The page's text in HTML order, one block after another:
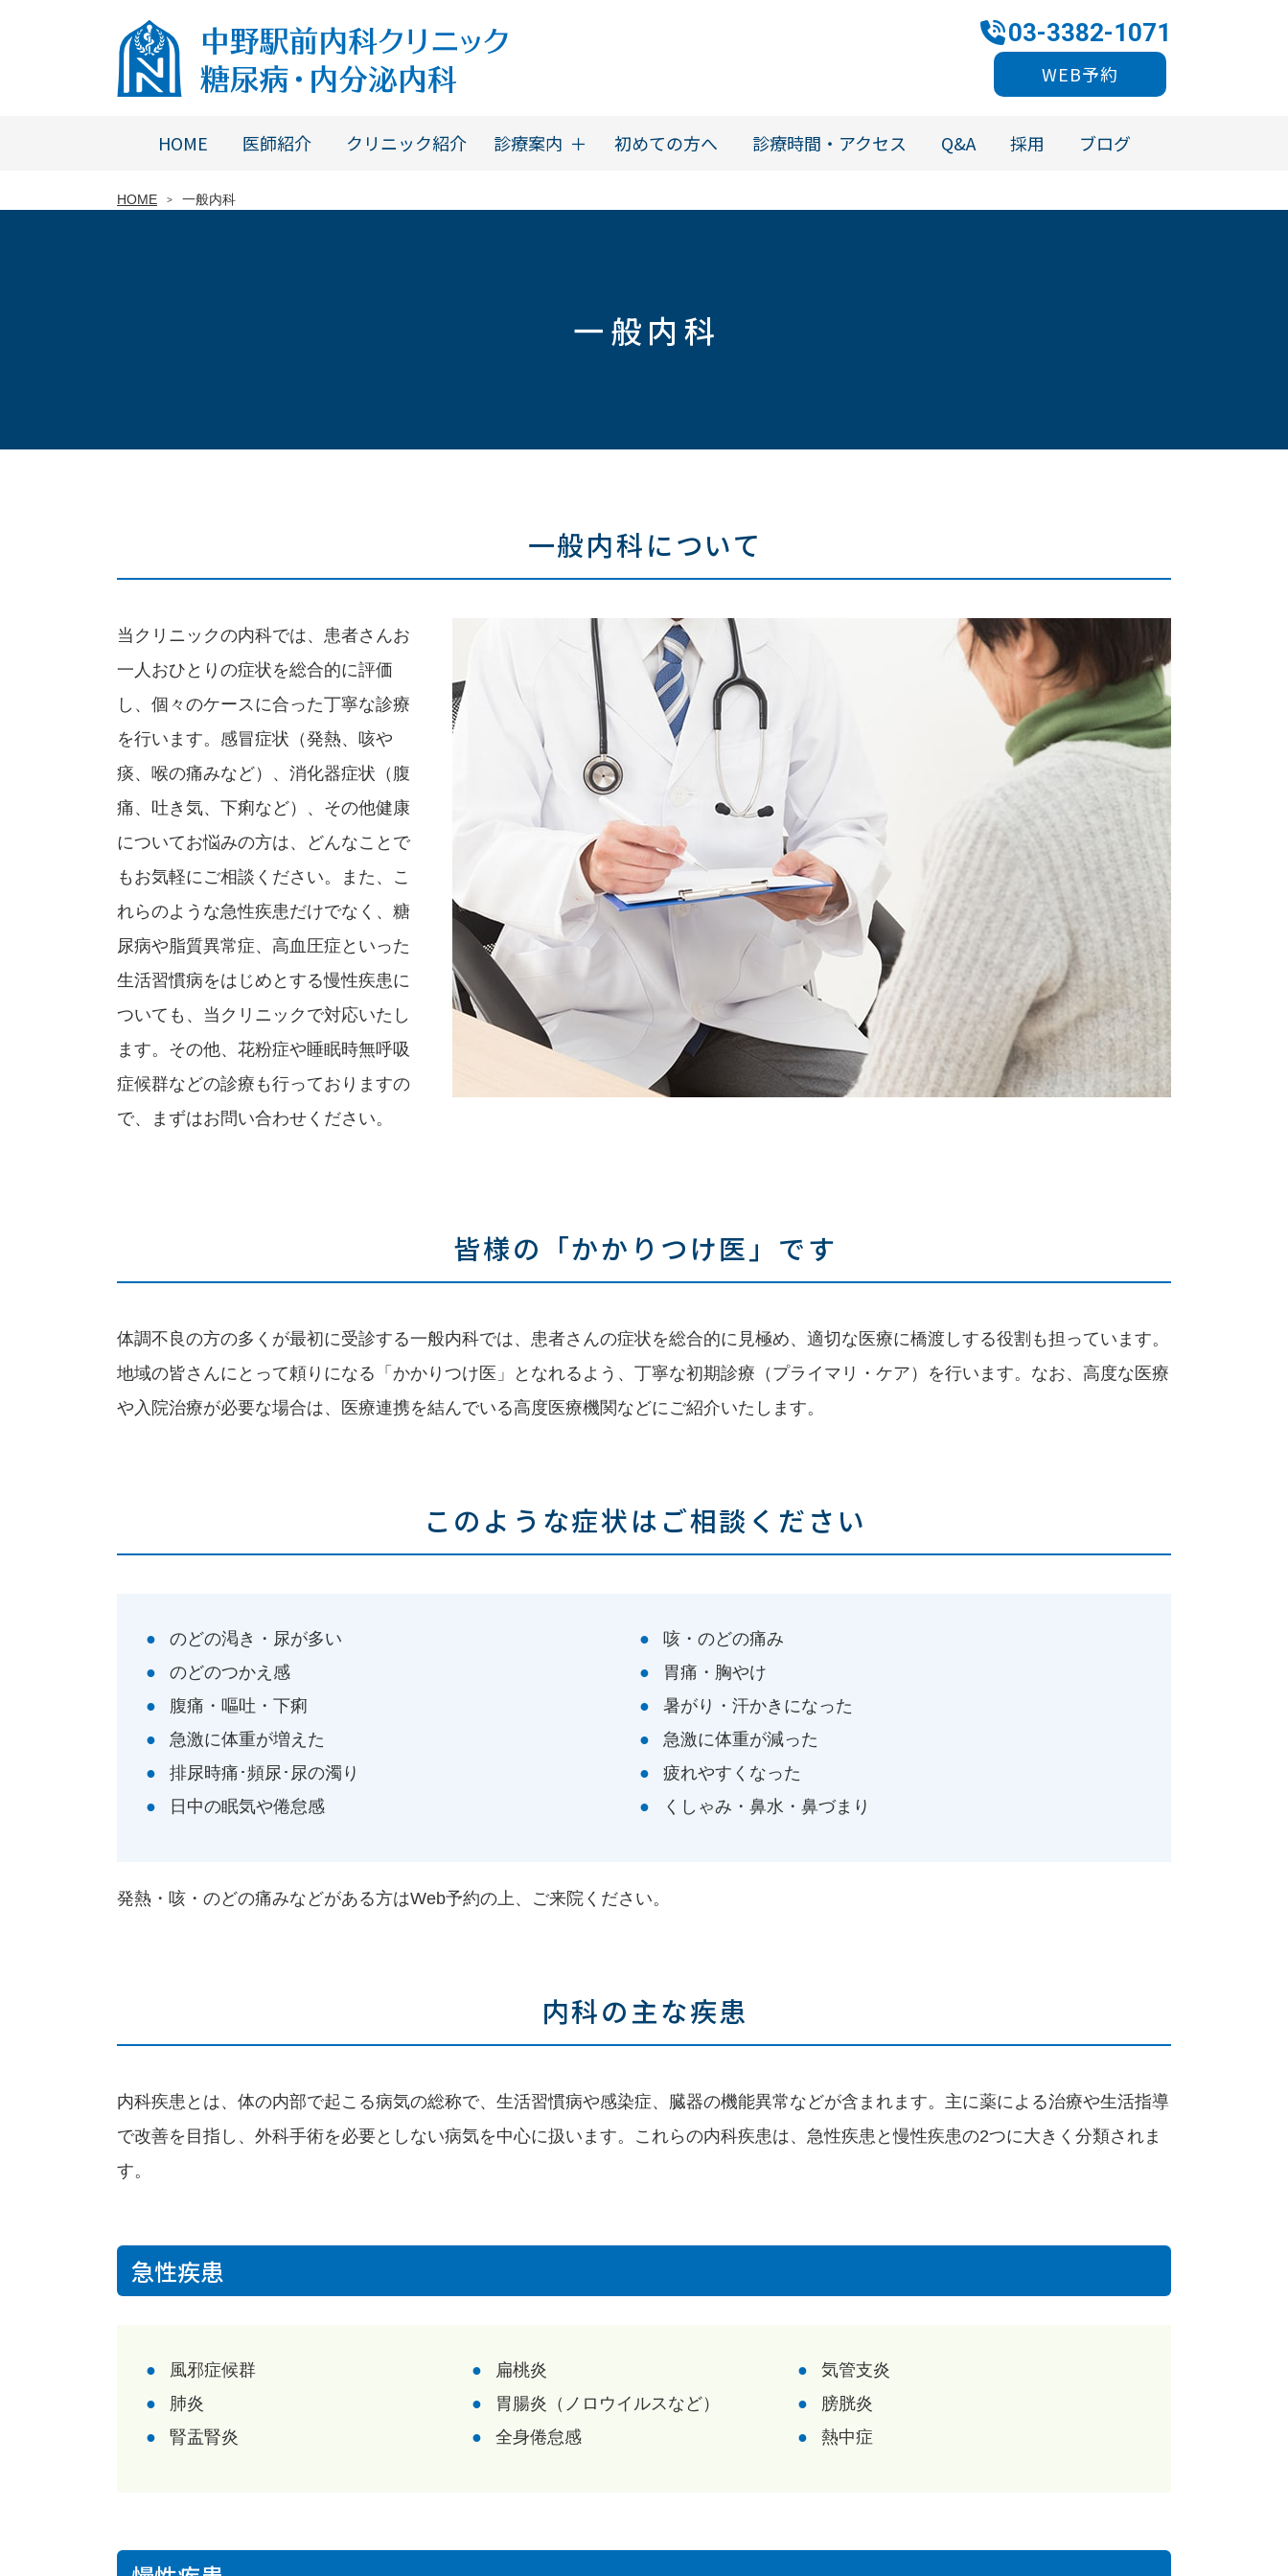
中野駅前内科クリニック糖尿病・内分泌内科 03-3382-1071
WEB予約
HOME 医師紹介 クリニック紹介 診療案内 初めての方へ 診療時間・アクセス Q&A 採用 ブログ
HOME 一般内科
一般内科
一般内科について
当クリニックの内科では、患者さんお
一人おひとりの症状を総合的に評価
し、個々のケースに合った丁寧な診療
を行います。感冒症状（発熱、咳や
痰、喉の痛みなど）、消化器症状（腹
痛、吐き気、下痢など）、その他健康
についてお悩みの方は、どんなことで
もお気軽にご相談ください。また、こ
れらのような急性疾患だけでなく、 糖
尿病や脂質異常症、 高血圧症 といった
生活習慣病をはじめとする慢性疾患に
ついても、当クリニックで対応いたし
ます。その他、 花粉症や睡眠時無呼吸
症候群などの診療も行っておりますの
で、まずはお問い合わせください。
皆様の「かかりつけ医」です
体調不良の方の多くが最初に受診する一般内科では、患者さんの症状を総合的に見極め、適切な医療に橋渡しする役割も担っています。
地域の皆さんにとって頼りになる「かかりつけ医」となれるよう、丁寧な初期診療（プライマリ・ケア）を行います。なお、高度な医療
や入院治療が必要な場合は、
医療連携を結んでいる高度医療機関などにご紹介いたします。
このような症状はご相談ください
のどの渇き・尿が多い
咳・のどの痛み
のどのつかえ感
胃痛・胸やけ
腹痛・嘔吐・下痢
暑がり・汗かきになった
急激に体重が増えた
急激に体重が減った
排尿時痛･頻尿･尿の濁り
疲れやすくなった
日中の眠気や倦怠感
くしゃみ・鼻水・鼻づまり
発熱・咳・のどの痛みなどがある方はWeb予約の上、ご来院ください。
内科の主な疾患
内科疾患とは、体の内部で起こる病気の総称で、生活習慣病や感染症、臓器の機能異常などが含まれます。主に薬による治療や生活指導
で改善を目指し、外科手術を必要としない病気を中心に扱います。これらの内科疾患は、急性疾患と慢性疾患の2つに大きく分類されま
す。
急性疾患
風邪症候群 扁桃炎
気管支炎
肺炎
胃腸炎 （ ノロウイルスなど）
膀胱炎
腎盂腎炎
全身倦怠感 熱中症